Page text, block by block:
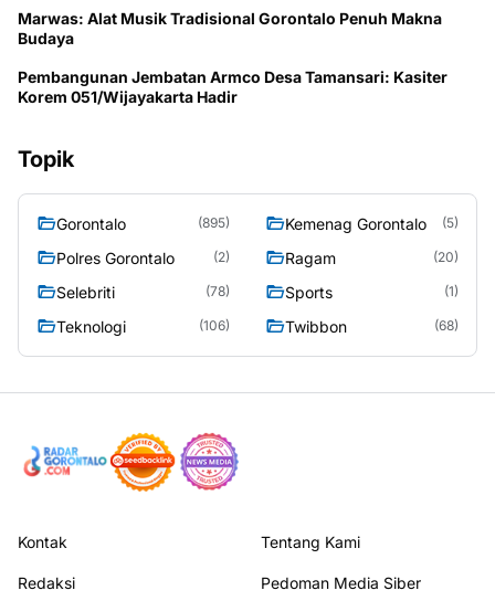
Marwas: Alat Musik Tradisional Gorontalo Penuh Makna
Budaya
Pembangunan Jembatan Armco Desa Tamansari: Kasiter
Korem 051/Wijayakarta Hadir
Topik
Gorontalo (895) Kemenag Gorontalo (5)
Polres Gorontalo (2) Ragam (20)
Selebriti (78) Sports (1)
Teknologi (106) Twibbon (68)
Kontak Tentang Kami
Redaksi Pedoman Media Siber